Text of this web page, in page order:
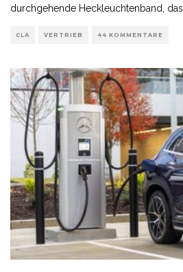
durchgehende Heckleuchtenband, das
CLA VERTRIEB 44 KOMMENTARE